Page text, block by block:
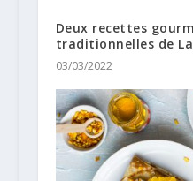
Deux recettes
traditionnelles de
03/03/2022